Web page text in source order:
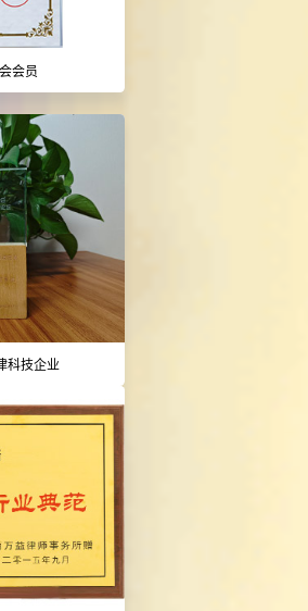
会员
科技企业